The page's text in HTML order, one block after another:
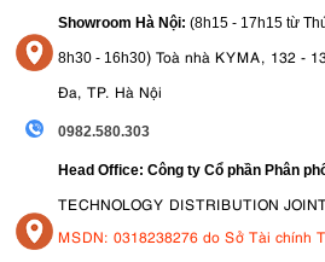
Showroom Hà Nội: (8h15 - 17h15 từ
8h30 - 16h30) Toà nhà KYMA, 132 -
Đa, TP. Hà Nội
0982.580.303
Head Office: Công ty Cổ phần Phân
TECHNOLOGY DISTRIBUTION
MSDN: 0318238276 do Sở Tài chính